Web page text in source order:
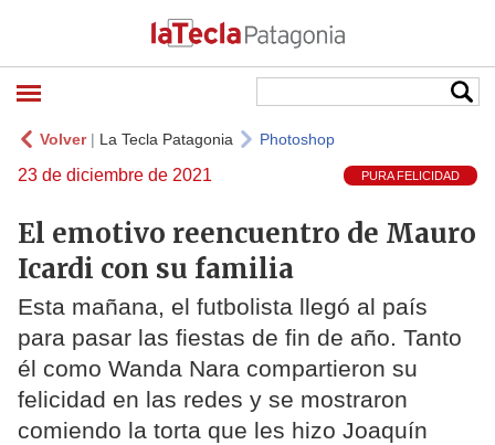
Volver| La Tecla Patagonia Photoshop
23 de diciembre de 2021 PURA FELICIDAD
El emotivo reencuentro de Mauro
Icardi con su familia
Esta mañana, el futbolista llegó al país
para pasar las fiestas de fin de año. Tanto
él como Wanda Nara compartieron su
felicidad en las redes y se mostraron
comiendo la torta que les hizo Joaquín